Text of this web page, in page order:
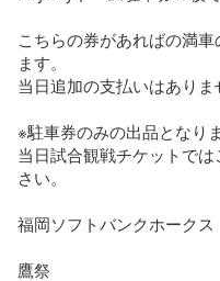
こちらの券があればの満
ます。
当日追加の支払いはありま
※駐車券のみの出品となりま
当日試合観戦チケットで
さい。
福岡ソフトバンクホークス
鷹祭